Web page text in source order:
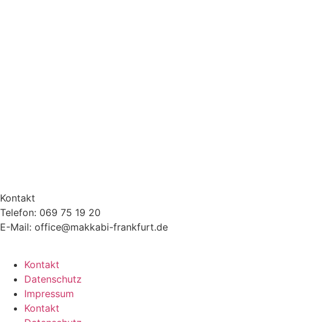
Kontakt
Telefon: 069 75 19 20
E-Mail: office@makkabi-frankfurt.de
Kontakt
Datenschutz
Impressum
Kontakt